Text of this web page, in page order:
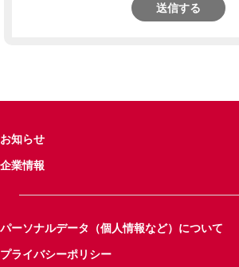
送信する
お知らせ
企業情報
パーソナルデータ（個人情報など）について
プライバシーポリシー